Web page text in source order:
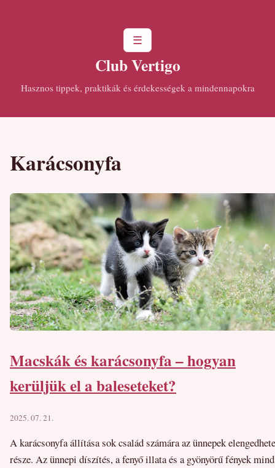
☰
Club Vertigo
Hasznos tippek, praktikák és érdekességek a mindennapokra
Karácsonyfa
Macskák és karácsonyfa – hogyan
kerüljük el a baleseteket?
2025. 07. 21.
A karácsonyfa állítása sok család számára az ünnepek
része. Az ünnepi díszítés, a fenyő illata és a gyönyörű fények mind